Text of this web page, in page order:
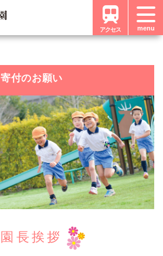
アクセス menu
寄付のお願い
園長挨拶